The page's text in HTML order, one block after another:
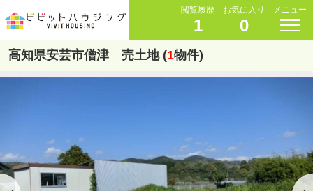
閲覧履歴
1
お気に入り
0
メニュー
高知県安芸市僧津 売土地 (1物件)